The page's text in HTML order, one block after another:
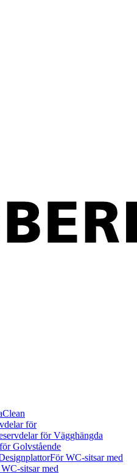
för
för Vägghängda
Golvstående
För WC-sitsar med
sitsar med